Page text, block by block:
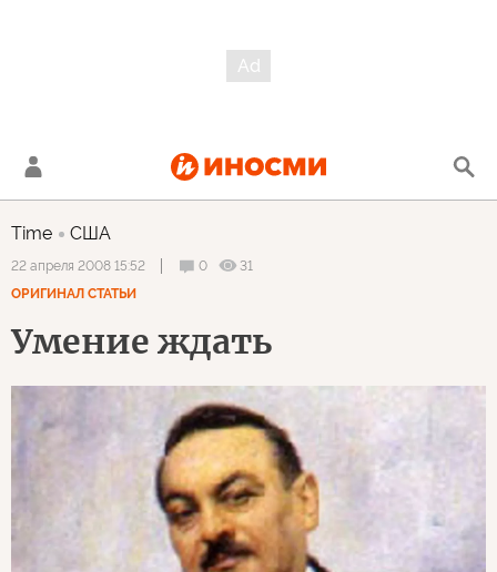
Time США
22 апреля 2008 15:52 0
31
ОРИГИНАЛ СТАТЬИ
Умение ждать